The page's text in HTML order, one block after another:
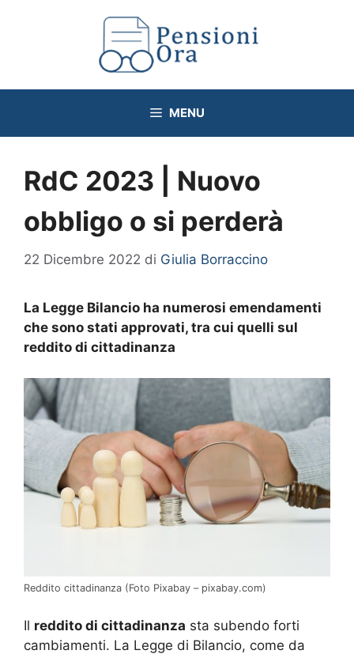
MENU
RdC 2023 | Nuovo
obbligo o si perderà
22 Dicembre 2022 di Giulia Borraccino
La Legge Bilancio ha numerosi emendamenti
che sono stati approvati, tra cui quelli sul
reddito di cittadinanza
Reddito cittadinanza (Foto Pixabay – pixabay.com)
Il reddito di cittadinanza sta subendo forti
cambiamenti. La Legge di Bilancio, come da